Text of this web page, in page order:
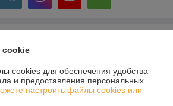
г. Минск, пр. Независимости, 131, корп.1
ЕГР: 192751348
cookie
cookies для обеспечения удобства
и предоставления персональных
настроить файлы cookies или